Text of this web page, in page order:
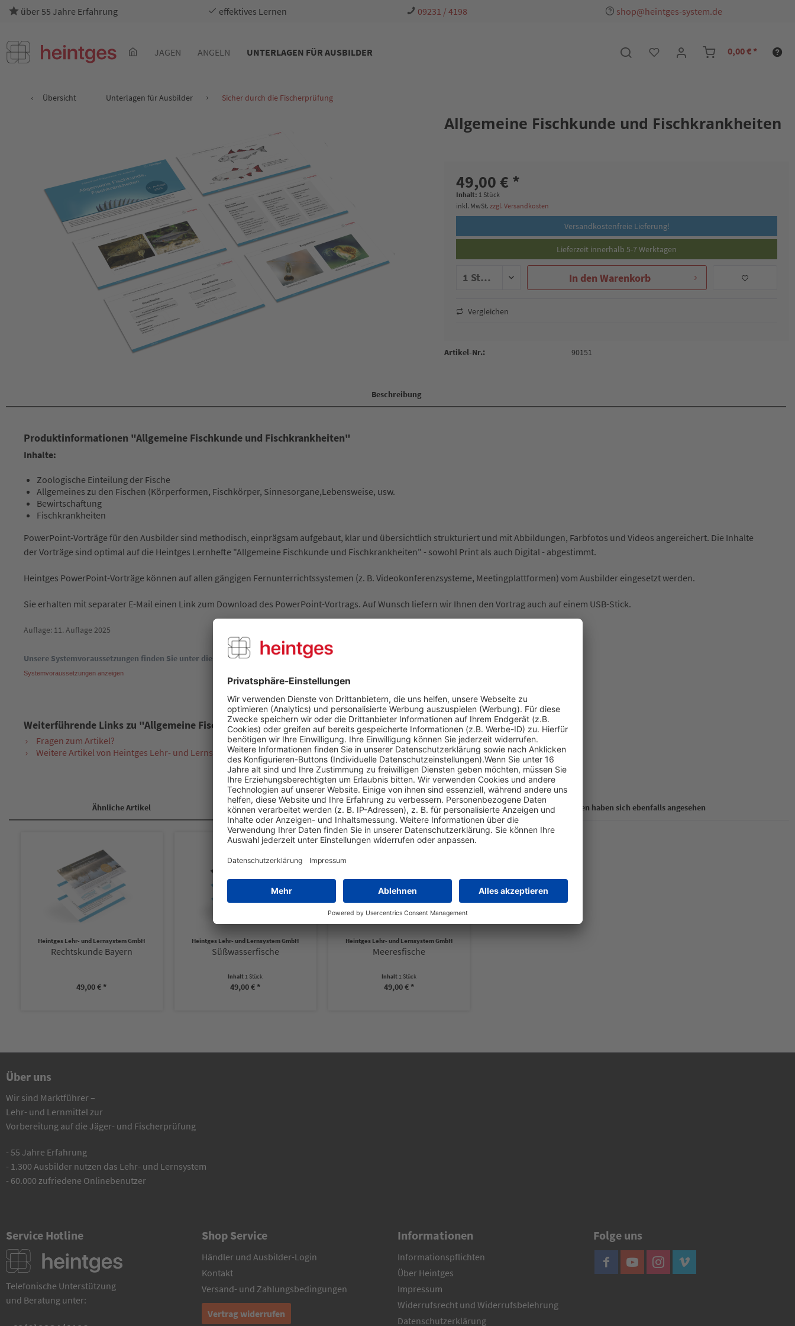
über 55 Jahre Erfahrung effektives Lernen 09231 / 4198 shop@heintges-system.de
JAGEN ANGELN UNTERLAGEN FÜR AUSBILDER 0,00 € *
Übersicht Unterlagen für Ausbilder Sicher durch die Fischerprüfung
Allgemeine Fischkunde und Fischkrankheiten
49,00 € *
Inhalt: 1 Stück
inkl. MwSt.zzgl. Versandkosten
Versandkostenfreie Lieferung!
Lieferzeit innerhalb 5-7 Werktagen
In den Warenkorb
Vergleichen
Artikel-Nr.: 90151
Beschreibung
Produktinformationen "Allgemeine Fischkunde und Fischkrankheiten"
Inhalte:
Zoologische Einteilung der Fische
Allgemeines zu den Fischen (Körperformen, Fischkörper, Sinnesorgane,Lebensweise, usw.
Bewirtschaftung
Fischkrankheiten
PowerPoint-Vorträge für den Ausbilder sind methodisch, einprägsam aufgebaut, klar und übersichtlich strukturiert und mit Abbildungen, Farbfotos und Videos angereichert. Die Inhalte
der Vorträge sind optimal auf die Heintges Lernhefte "Allgemeine Fischkunde und Fischkrankheiten" - sowohl Print als auch Digital - abgestimmt.
Heintges PowerPoint-Vorträge können auf allen gängigen Fernunterrichtssystemen (z. B. Videokonferenzsysteme, Meetingplattformen) vom Ausbilder eingesetzt werden.
Sie erhalten mit separater E-Mail einen Link zum Download des PowerPoint-Vortrags. Auf Wunsch liefern wir Ihnen den Vortrag auch auf einem USB-Stick.
Auflage: 11. Auflage 2025
Unsere Systemvoraussetzungen finden Sie unter diesem Link:
Systemvoraussetzungen anzeigen
Weiterführende Links zu "Allgemeine Fischkunde und Fischkrankheiten"
Fragen zum Artikel?
Weitere Artikel von Heintges Lehr- und Lernsystem GmbH
Ähnliche Artikel Kunden kauften auch Kunden haben sich ebenfalls angesehen
Heintges Lehr- und Lernsystem GmbH
Rechtskunde Bayern
49,00 € *
Heintges Lehr- und Lernsystem GmbH
Süßwasserfische
Inhalt 1 Stück
49,00 € *
Heintges Lehr- und Lernsystem GmbH
Meeresfische
Inhalt 1 Stück
49,00 € *
Über uns
Wir sind Marktführer –
Lehr- und Lernmittel zur
Vorbereitung auf die Jäger- und Fischerprüfung
- 55 Jahre Erfahrung
- 1.300 Ausbilder nutzen das Lehr- und Lernsystem
- 60.000 zufriedene Onlinebenutzer
Service Hotline
Telefonische Unterstützung
und Beratung unter:
Shop Service
Händler und Ausbilder-Login
Kontakt
Versand- und Zahlungsbedingungen
Vertrag widerrufen
Informationen
Informationspflichten
Über Heintges
Impressum
Widerrufsrecht und Widerrufsbelehrung
Datenschutzerklärung
Folge uns